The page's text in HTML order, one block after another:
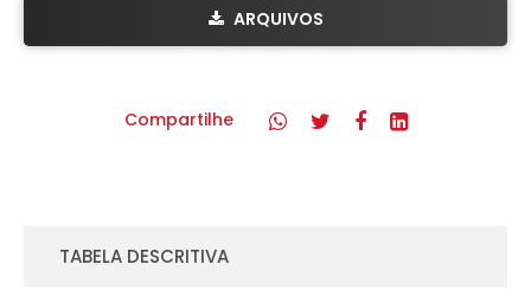
ARQUIVOS
Compartilhe
TABELA DESCRITIVA